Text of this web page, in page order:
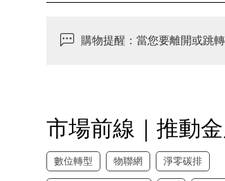
購物提醒：當您要離開或跳
市場前線｜推動
數位轉型 物聯網 淨零碳排